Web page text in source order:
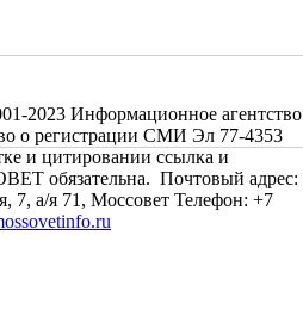
2023 Информационное агентство
о регистрации СМИ Эл 77-4353
и цитировании ссылка и
обязательна. Почтовый адрес:
7, а/я 71, Моссовет Телефон: +7